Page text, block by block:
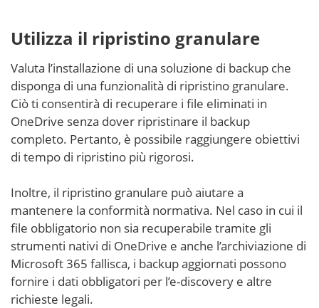
Utilizza il ripristino granulare
Valuta l’installazione di una soluzione di backup che
disponga di una funzionalità di ripristino granulare.
Ciò ti consentirà di recuperare i file eliminati in
OneDrive senza dover ripristinare il backup
completo. Pertanto, è possibile raggiungere obiettivi
di tempo di ripristino più rigorosi.
Inoltre, il ripristino granulare può aiutare a
mantenere la conformità normativa. Nel caso in cui il
file obbligatorio non sia recuperabile tramite gli
strumenti nativi di OneDrive e anche l’archiviazione di
Microsoft 365 fallisca, i backup aggiornati possono
fornire i dati obbligatori per l’e-discovery e altre
richieste legali.